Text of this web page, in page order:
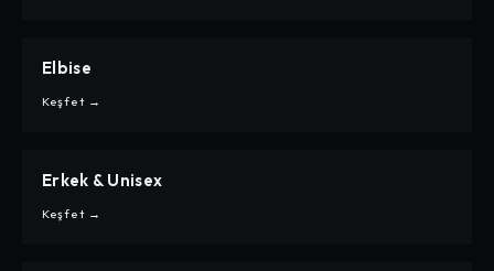
CARPE
ELBISE
Elbise
Keşfet →
CARPE
ERKEK & UNISEX
Erkek & Unisex
Keşfet →